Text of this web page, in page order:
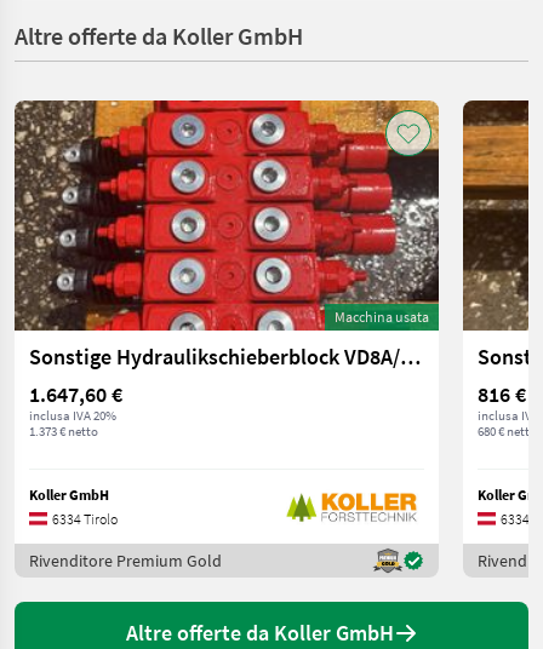
Altre offerte da Koller GmbH
Macchina usata
Sonstige Hydraulikschieberblock VD8A/EEEDD 5-fach
1.647,60 €
inclusa IVA 20%
1.373 € netto
Koller GmbH
6334 Tirolo
Rivenditore Premium Gold
816 €
inclusa IVA
680 € netto
Koller
6334
Altre offerte da Koller GmbH